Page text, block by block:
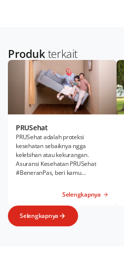
Produkterkait
PRUSehat
PRUSehat adalah proteksi
kesehatan sebaiknya ngga
kelebihan atau kekurangan.
Asuransi Kesehatan PRUSehat
#BeneranPas, beri kamu
Rawat Jalan sesuai kebutuhanmu.
Selengkapnya
Selengkapnya